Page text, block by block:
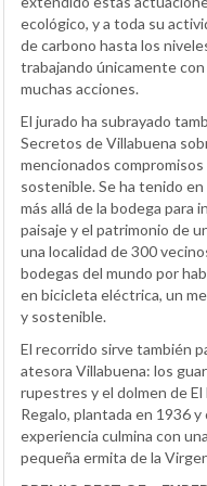
ecológico, y a toda su
de carbono hasta los
trabajando únicamente
muchas acciones.
El jurado ha subrayado
Secretos de Villabuena
mencionados
sostenible. Se ha tenido
más allá de la bodega para
paisaje y el patrimonio de
una localidad de 300
bodegas del mundo por
en bicicleta eléctrica, un
y sostenible.
El recorrido sirve también
atesora Villabuena: los
rupestres y el dolmen de El
Regalo, plantada en 1936
experiencia culmina con
pequeña ermita de la